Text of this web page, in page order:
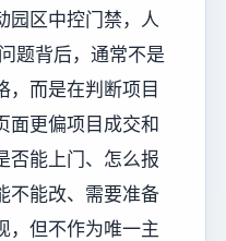
园区中控门禁，人
题背后，通常不是
，而是在判断项目
面更偏项目成交和
否能上门、怎么报
不能改、需要准备
，但不作为唯一主